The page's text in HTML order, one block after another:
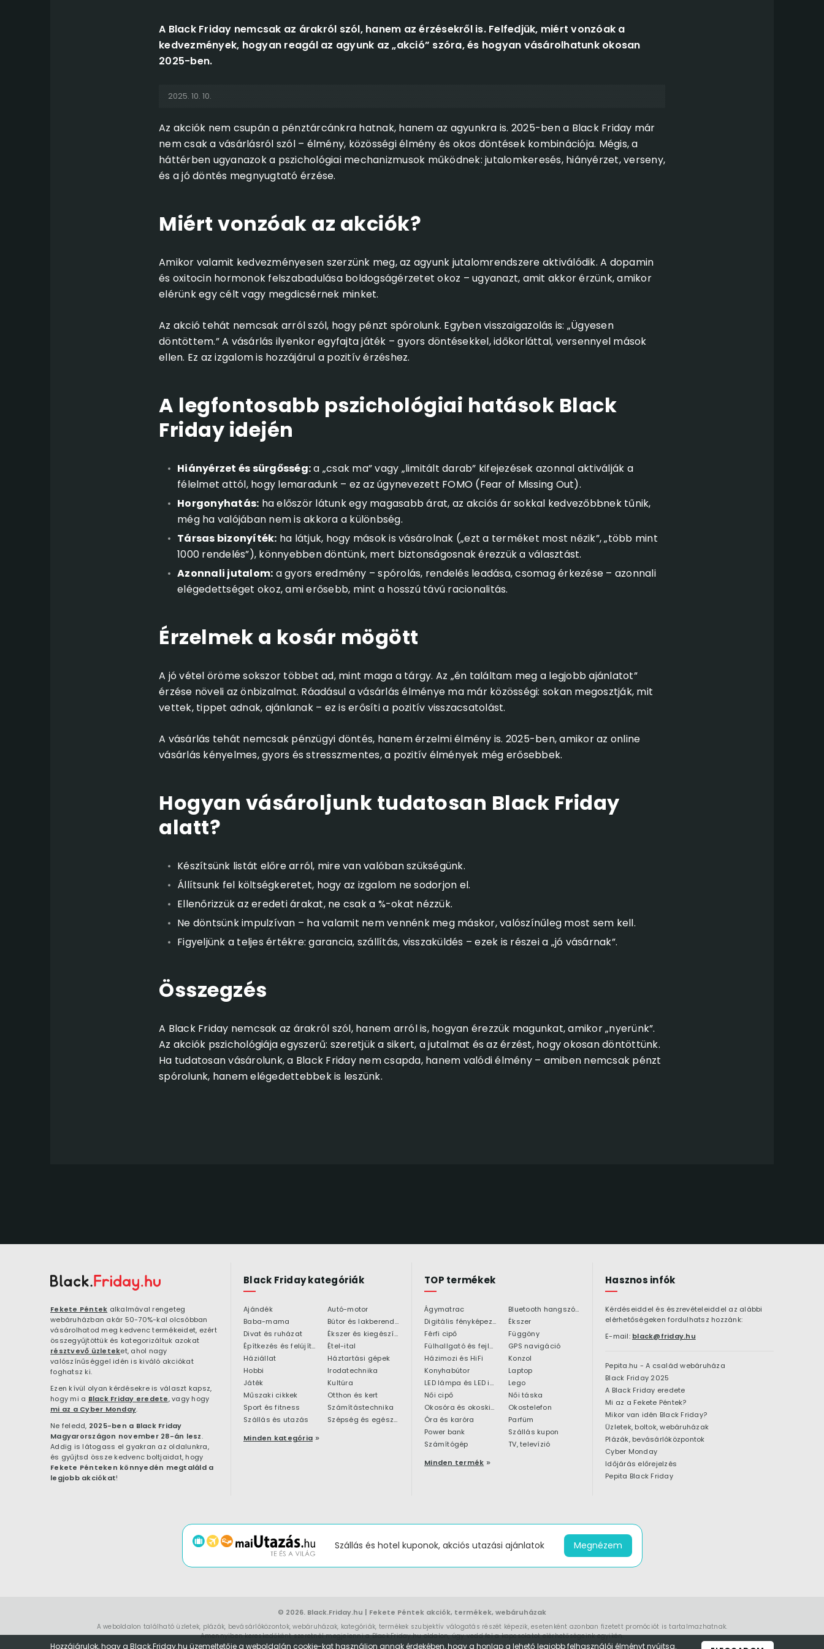
Hozzájárulok, hogy a Black.Friday.hu üzemeltetője a weboldalán cookie-kat használjon annak érdekében, hogy a honlap a lehető legjobb felhasználói élményt nyújtsa.
A Black Friday nemcsak az árakról szól, hanem az érzésekről is. Felfedjük, miért vonzóak a
kedvezmények, hogyan reagál az agyunk az „akció” szóra, és hogyan vásárolhatunk okosan
2025-ben.
2025. 10. 10.
Az akciók nem csupán a pénztárcánkra hatnak, hanem az agyunkra is. 2025-ben a Black Friday már
nem csak a vásárlásról szól – élmény, közösségi élmény és okos döntések kombinációja. Mégis, a
háttérben ugyanazok a pszichológiai mechanizmusok működnek: jutalomkeresés, hiányérzet, verseny,
és a jó döntés megnyugtató érzése.
Miért vonzóak az akciók?
Amikor valamit kedvezményesen szerzünk meg, az agyunk jutalomrendszere aktiválódik. A dopamin
és oxitocin hormonok felszabadulása boldogságérzetet okoz – ugyanazt, amit akkor érzünk, amikor
elérünk egy célt vagy megdicsérnek minket.
Az akció tehát nemcsak arról szól, hogy pénzt spórolunk. Egyben visszaigazolás is: „Ügyesen
döntöttem.” A vásárlás ilyenkor egyfajta játék – gyors döntésekkel, időkorláttal, versennyel mások
ellen. Ez az izgalom is hozzájárul a pozitív érzéshez.
A legfontosabb pszichológiai hatások Black
Friday idején
Hiányérzet és sürgősség:a „csak ma” vagy „limitált darab” kifejezések azonnal aktiválják a
félelmet attól, hogy lemaradunk – ez az úgynevezett FOMO (Fear of Missing Out).
Horgonyhatás: ha először látunk egy magasabb árat, az akciós ár sokkal kedvezőbbnek tűnik,
még ha valójában nem is akkora a különbség.
Társas bizonyíték: ha látjuk, hogy mások is vásárolnak („ezt a terméket most nézik”, „több mint
1000 rendelés”), könnyebben döntünk, mert biztonságosnak érezzük a választást.
Azonnali jutalom: a gyors eredmény – spórolás, rendelés leadása, csomag érkezése – azonnali
elégedettséget okoz, ami erősebb, mint a hosszú távú racionalitás.
Érzelmek a kosár mögött
A jó vétel öröme sokszor többet ad, mint maga a tárgy. Az „én találtam meg a legjobb ajánlatot”
érzése növeli az önbizalmat. Ráadásul a vásárlás élménye ma már közösségi: sokan megosztják, mit
vettek, tippet adnak, ajánlanak – ez is erősíti a pozitív visszacsatolást.
A vásárlás tehát nemcsak pénzügyi döntés, hanem érzelmi élmény is. 2025-ben, amikor az online
vásárlás kényelmes, gyors és stresszmentes, a pozitív élmények még erősebbek.
Hogyan vásároljunk tudatosan Black Friday
alatt?
Készítsünk listát előre arról, mire van valóban szükségünk.
Állítsunk fel költségkeretet, hogy az izgalom ne sodorjon el.
Ellenőrizzük az eredeti árakat, ne csak a %-okat nézzük.
Ne döntsünk impulzívan – ha valamit nem vennénk meg máskor, valószínűleg most sem kell.
Figyeljünk a teljes értékre: garancia, szállítás, visszaküldés – ezek is részei a „jó vásárnak”.
Összegzés
A Black Friday nemcsak az árakról szól, hanem arról is, hogyan érezzük magunkat, amikor „nyerünk”.
Az akciók pszichológiája egyszerű: szeretjük a sikert, a jutalmat és az érzést, hogy okosan döntöttünk.
Ha tudatosan vásárolunk, a Black Friday nem csapda, hanem valódi élmény – amiben nemcsak pénzt
spórolunk, hanem elégedettebbek is leszünk.
Fekete Péntek alkalmával rengeteg
webáruházban akár 50-70%-kal olcsóbban
vásárolhatod meg kedvenc termékeidet, ezért
összegyűjtöttük és kategorizáltuk azokat
résztvevő üzleteket, ahol nagy
valószínűséggel idén is kiváló akciókat
foghatsz ki.
Ezen kívül olyan kérdésekre is választ kapsz,
hogy mi a Black Friday eredete, vagy hogy
mi az a Cyber Monday.
Ne feledd, 2025-ben a Black Friday
Magyarországon november 28-án lesz.
Addig is látogass el gyakran az oldalunkra,
és gyűjtsd össze kedvenc boltjaidat, hogy
Fekete Pénteken könnyedén megtaláld a
legjobb akciókat!
Black Friday kategóriák
Ajándék
Autó-motor
Baba-mama
Bútor és lakberendezés
Divat és ruházat
Ékszer és kiegészítő
Építkezés és felújítás
Étel-ital
Háziállat
Háztartási gépek
Hobbi
Irodatechnika
Játék
Kultúra
Műszaki cikkek
Otthon és kert
Sport és fitness
Számítástechnika
Szállás és utazás
Szépség és egészség
Minden kategória
TOP termékek
Ágymatrac
Bluetooth hangszóró
Digitális fényképezőgép
Ékszer
Férfi cipő
Függöny
Fülhallgató és fejlhallgató
GPS navigáció
Házimozi és HiFi
Konzol
Konyhabútor
Laptop
LED lámpa és LED izzó
Lego
Női cipő
Női táska
Okosóra és okoskiegészítő
Okostelefon
Óra és karóra
Parfüm
Power bank
Szállás kupon
Számítógép
TV, televízió
Minden termék
Hasznos infók
Kérdéseiddel és észrevételeiddel az alábbi
elérhetőségeken fordulhatsz hozzánk:
E-mail: black@friday.hu
Pepita.hu - A család webáruháza
Black Friday 2025
A Black Friday eredete
Mi az a Fekete Péntek?
Mikor van idén Black Friday?
Üzletek, boltok, webáruházak
Plázák, bevásárlóközpontok
Cyber Monday
Időjárás előrejelzés
Pepita Black Friday
Szállás és hotel kuponok, akciós utazási ajánlatok Megnézem
© 2026. Black.Friday.hu | Fekete Péntek akciók, termékek, webáruházak
A weboldalon található üzletek, plázák, bevásárlóközontok, webáruházak, kategóriák, termékek szubjektív válogatás részét képezik, esetenként azonban fizetett promóciót is tartalmazhatnak.
Amennyiben kereskedőként szeretnél megjelenni a Black.Friday.hu oldalon, úgy vedd fel a kapcsolatotelérhetőségeinkegyikén.